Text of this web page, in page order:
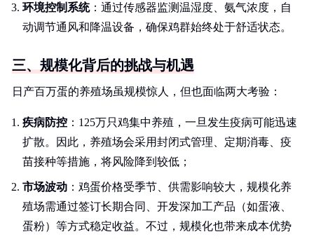
环境控制系统：通过传感器监测温湿度、氨气浓度，自
动调节通风和降温设备，确保鸡群始终处于舒适状态。
三、规模化背后的挑战与机遇
日产百万蛋的养殖场虽规模惊人，但也面临两大考验：
疾病防控 ：125万只鸡集中养殖，一旦发生疫病可能迅速
扩散。因此，养殖场会采用封闭式管理、定期消毒、疫
苗接种等措施，将风险降到较低；
市场波动 ：鸡蛋价格受季节、供需影响较大，规模化养
殖场需通过签订长期合同、开发深加工产品（如蛋液、
蛋粉）等方式稳定收益。不过，规模化也带来成本优势